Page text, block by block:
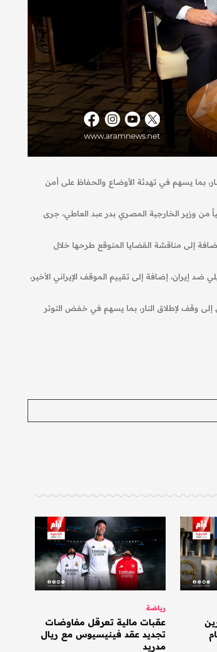
بما يسهم في تهدئة الأوضاع والحفاظ على أمن
من وزير الخارجية المصري بدر عبد العاطي، جرى
إلى مناقشة القضايا المتوقع طرحها خلال
إيران، إضافة إلى تقييم الموقف الإيراني الأخير،
إلى وقف لإطلاق النار، بما يسهم في خفض التوتر
رياضة
عقبات مالية تعرقل مفاوضات
تجديد عقد فينيسيوس مع ريال
مدريد